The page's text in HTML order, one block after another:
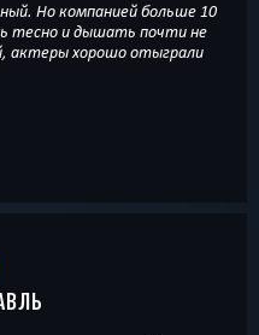
Но компанией больше 10
тесно и дышать почти не
актеры хорошо отыграли